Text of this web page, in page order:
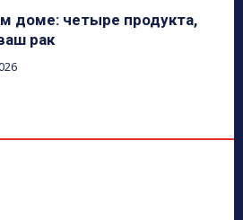
доме: четыре продукта,
рак